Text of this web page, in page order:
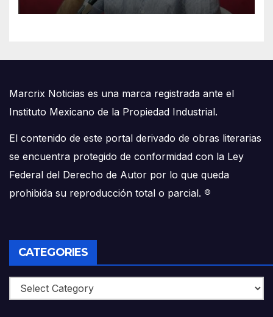
Marcrix Noticias es una marca registrada ante el
Instituto Mexicano de la Propiedad Industrial.
El contenido de este portal derivado de obras literarias
se encuentra protegido de conformidad con la Ley
Federal del Derecho de Autor por lo que queda
prohibida su reproducción total o parcial. ®
CATEGORIES
Categories